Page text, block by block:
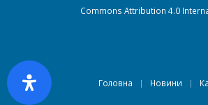
Commons Attribution 4.0
Головна Новини